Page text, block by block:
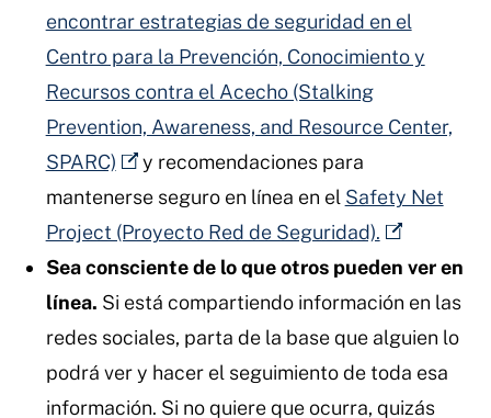
encontrar estrategias de seguridad en el
Centro para la Prevención, Conocimiento y
Recursos contra el Acecho (Stalking
Prevention, Awareness, and Resource Center,
SPARC)
y recomendaciones para
mantenerse seguro en línea en el Safety Net
Project (Proyecto Red de Seguridad).
Sea consciente de lo que otros pueden ver en
línea. Si está compartiendo información en las
redes sociales, parta de la base que alguien lo
podrá ver y hacer el seguimiento de toda esa
información. Si no quiere que ocurra, quizás